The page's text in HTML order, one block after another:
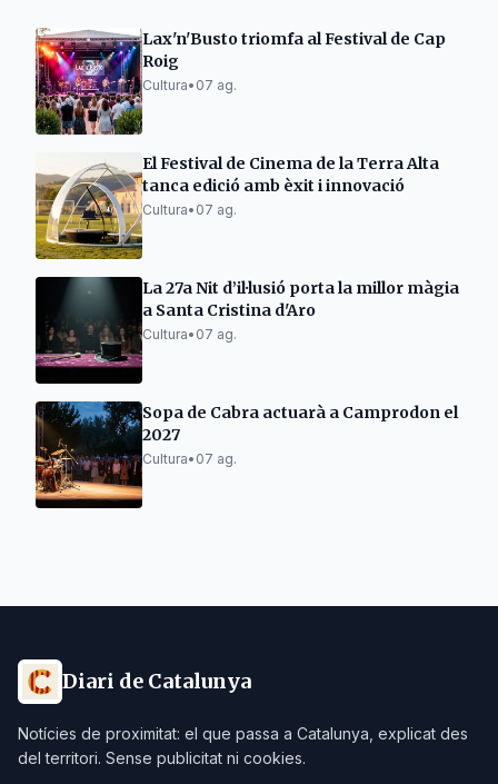
Lax'n'Busto triomfa al Festival de Cap
Roig
Cultura• 07 ag.
El Festival de Cinema de la Terra Alta
tanca edició amb èxit i innovació
Cultura• 07 ag.
La 27a Nit d’il·lusió porta la millor màgia
a Santa Cristina d'Aro
Cultura• 07 ag.
Sopa de Cabra actuarà a Camprodon el
2027
Cultura• 07 ag.
Diari de Catalunya
Notícies de proximitat: el que passa a Catalunya, explicat des
del territori. Sense publicitat ni cookies.